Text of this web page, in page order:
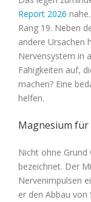
Report 2026
Rang 19. Neben
andere Ursachen
Nervensystem in
Fähigkeiten auf,
machen? Eine
helfen.
Magnesium
Nicht ohne
bezeichnet. Der
Nervenimpulsen
er den Abbau